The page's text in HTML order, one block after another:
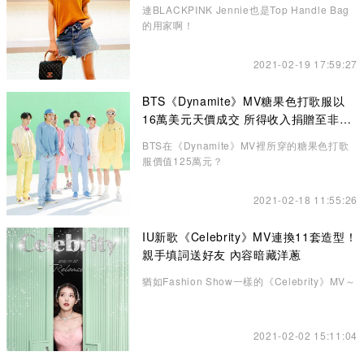
連BLACKPINK Jennie也是Top Handle Bag
的用家啊！
2021-02-19 17:59:27
BTS《Dynamite》MV糖果色打歌服以
16萬美元天價成交 所得收入捐贈至非牟
BTS在《Dynamite》MV裡所穿的糖果色打歌
服價值125萬元？
2021-02-18 11:55:26
IU新歌《Celebrity》MV連換11套造型！
親手填詞送好友 內容暗藏洋蔥
猶如Fashion Show一樣的《Celebrity》MV～
2021-02-02 15:11:04